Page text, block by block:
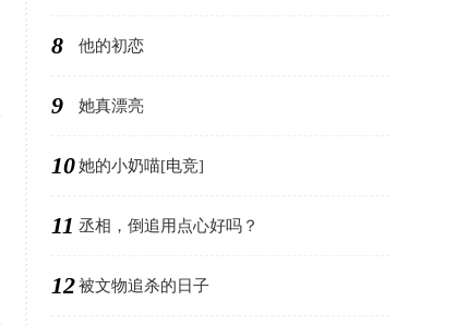
8 他的初恋
9 她真漂亮
10她的小奶喵[电竞]
11 丞相，倒追用点心好吗？
12被文物追杀的日子